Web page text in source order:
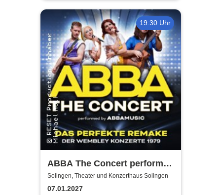
19:30 Uhr
ABBA The Concert performed
by ABBAMUSIC
Solingen, Theater und Konzerthaus Solingen
07.01.2027